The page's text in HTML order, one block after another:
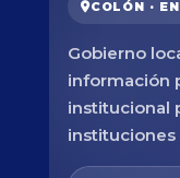
COLÓN ·
Gobierno
información
institucional
instituciones